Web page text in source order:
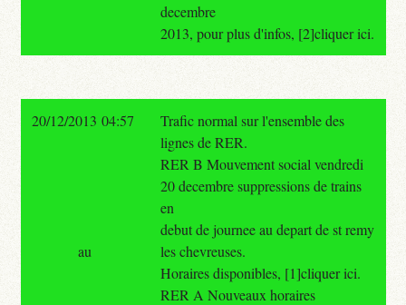
decembre
2013, pour plus d'infos, [2]cliquer ici.
20/12/2013 04:57
Trafic normal sur l'ensemble des
lignes de RER.
RER B Mouvement social vendredi
20 decembre suppressions de trains
en
debut de journee au depart de st remy
les chevreuses.
Horaires disponibles, [1]cliquer ici.
RER A Nouveaux horaires
au